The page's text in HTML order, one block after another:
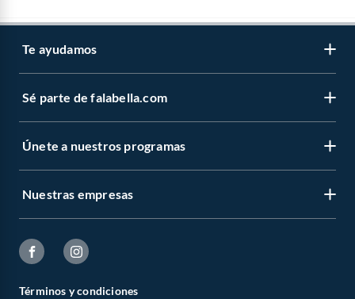
Te ayudamos
Sé parte de falabella.com
Únete a nuestros programas
Nuestras empresas
Términos y condiciones